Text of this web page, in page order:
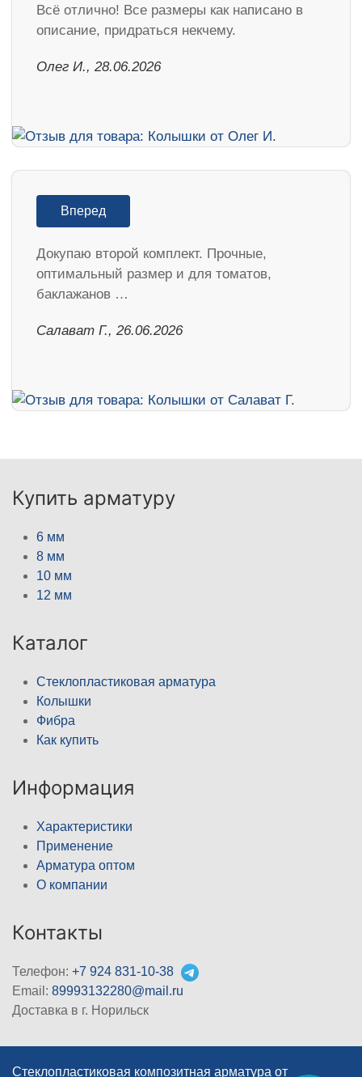
Всё отлично! Все размеры как написано в
описание, придраться некчему.
Олег И., 28.06.2026
Вперед
Докупаю второй комплект. Прочные,
оптимальный размер и для томатов,
баклажанов …
Салават Г., 26.06.2026
Купить арматуру
6 мм
8 мм
10 мм
12 мм
Каталог
Стеклопластиковая арматура
Колышки
Фибра
Как купить
Информация
Характеристики
Применение
Арматура оптом
О компании
Контакты
Телефон: +7 924 831-10-38
Email: 89993132280@mail.ru
Доставка в г. Норильск
Стеклопластиковая композитная арматура от